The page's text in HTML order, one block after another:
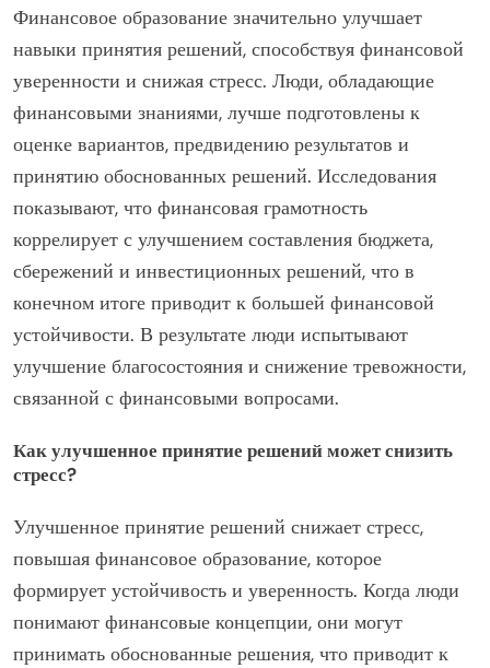
Финансовое образование значительно улучшает
навыки принятия решений, способствуя финансовой
уверенности и снижая стресс. Люди, обладающие
финансовыми знаниями, лучше подготовлены к
оценке вариантов, предвидению результатов и
принятию обоснованных решений. Исследования
показывают, что финансовая грамотность
коррелирует с улучшением составления бюджета,
сбережений и инвестиционных решений, что в
конечном итоге приводит к большей финансовой
устойчивости. В результате люди испытывают
улучшение благосостояния и снижение тревожности,
связанной с финансовыми вопросами.
Как улучшенное принятие решений может снизить
стресс?
Улучшенное принятие решений снижает стресс,
повышая финансовое образование, которое
формирует устойчивость и уверенность. Когда люди
понимают финансовые концепции, они могут
принимать обоснованные решения, что приводит к